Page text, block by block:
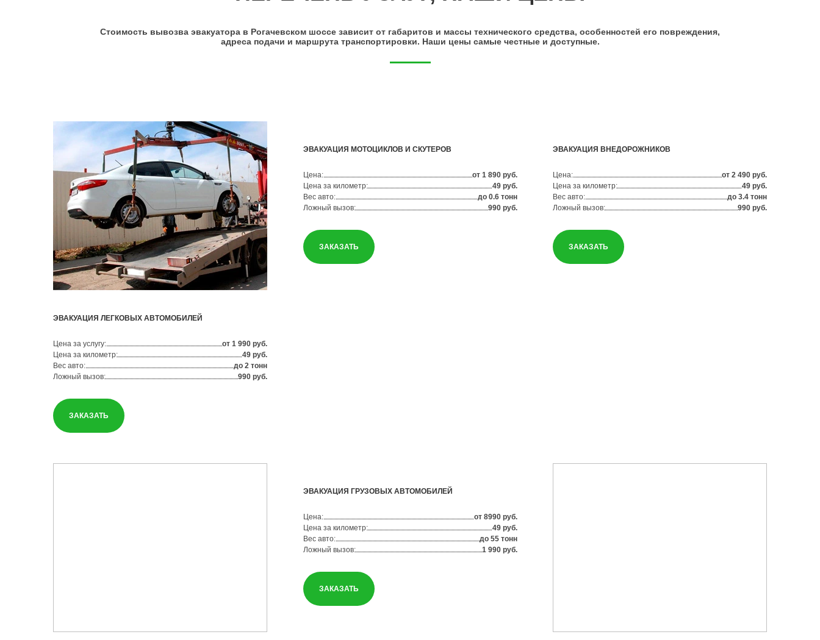
Стоимость вывозва эвакуатора в Рогачевском шоссе зависит от габаритов и массы технического средства, особенностей его повреждения,
адреса подачи и маршрута транспортировки. Наши цены самые честные и доступные.
ЭВАКУАЦИЯ ЛЕГКОВЫХ АВТОМОБИЛЕЙ
Цена за услугу:
от 1 990 руб.
Цена за километр:
49 руб.
Вес авто:
до 2 тонн
Ложный вызов:
990 руб.
ЗАКАЗАТЬ
ЭВАКУАЦИЯ МОТОЦИКЛОВ И СКУТЕРОВ
Цена:
от 1 890 руб.
Цена за километр:
49 руб.
Вес авто:
до 0.6 тонн
Ложный вызов:
990 руб.
ЗАКАЗАТЬ
ЭВАКУАЦИЯ ВНЕДОРОЖНИКОВ
Цена:
от 2 490 руб.
Цена за километр:
49 руб.
Вес авто:
до 3.4 тонн
Ложный вызов:
990 руб.
ЗАКАЗАТЬ
ЭВАКУАЦИЯ ГРУЗОВЫХ АВТОМОБИЛЕЙ
Цена:
от 8990 руб.
Цена за километр:
49 руб.
Вес авто:
до 55 тонн
Ложный вызов:
1 990 руб.
ЗАКАЗАТЬ